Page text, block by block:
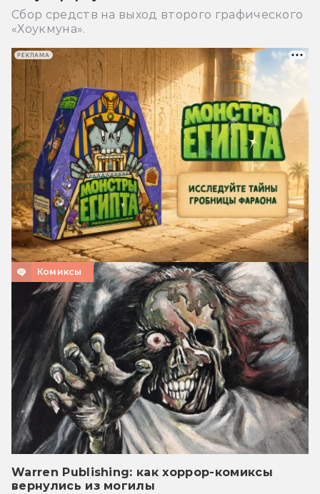
Сбор средств на выход второго графического
«Хоукмуна».
Комиксы
Warren Publishing: как хоррор-комиксы
вернулись из могилы
РЕКЛАМА